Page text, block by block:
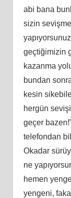
abi bana
sizin
geçtiğimizin
kazanma
bundan
kesin
hergün
geçer
telefondan
Okadar
ne
hemen
yengeni,